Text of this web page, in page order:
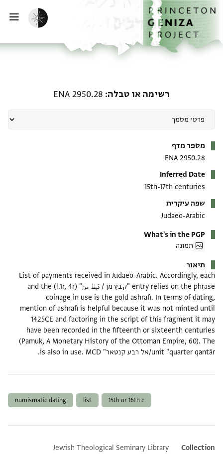
לתוכןהבית
הפעלת מצב כהה
רשימה או טבלה ENA 2950.28
מספר מדף
ENA 2950.28
Inferred Date
15th-17th centuries
שפה עיקרית
Judaeo-Arabic
What's in the PGP
תמונה
תיאור
List of payments received in Judaeo-Arabic. Accordingly, each
entry relies on the phrase "קבץ מן / قبظ من" (l.1r, 4r) and the
coinage in use is the gold ashrafi. In terms of dating,
mention of ashrafi is helpful because it was not minted until
1425CE and factoring in the script of this fragment it may
have been recorded in the fifteenth or sixteenth centuries
(Pamuk, A Monetary History of the Ottoman Empire, 60). The
unit "quarter qantār/אל רבע קנטאר" is also in use. MCD.
15th or 16th c
list
numismatic dating
Additional metadata
Collection
Jewish Theological Seminary Library